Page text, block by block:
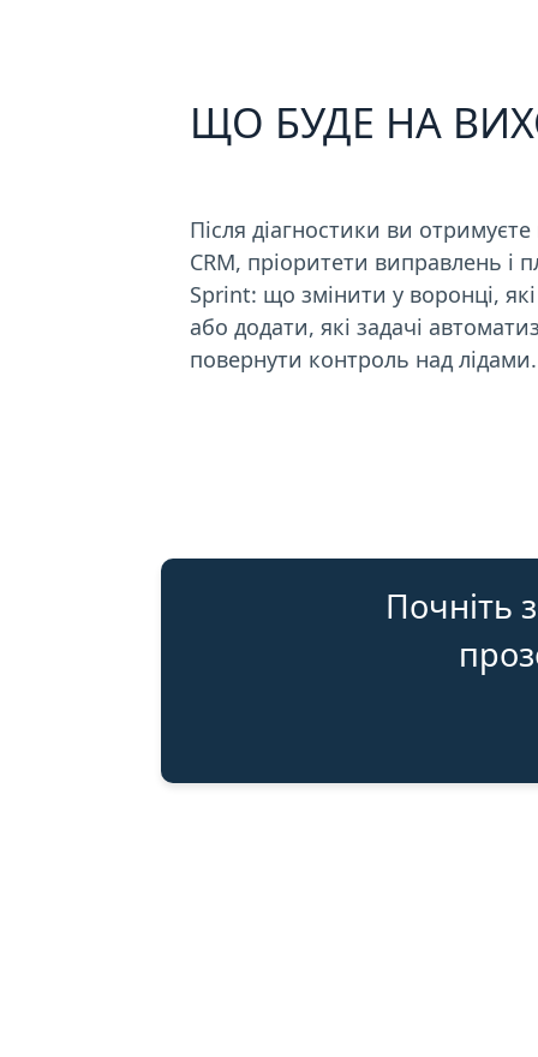
ЩО БУДЕ НА
Після діагностики ви
CRM, пріоритети виправлень і
Sprint: що змінити у воронці,
або додати, які задачі
повернути контроль над лідами.
Почніть